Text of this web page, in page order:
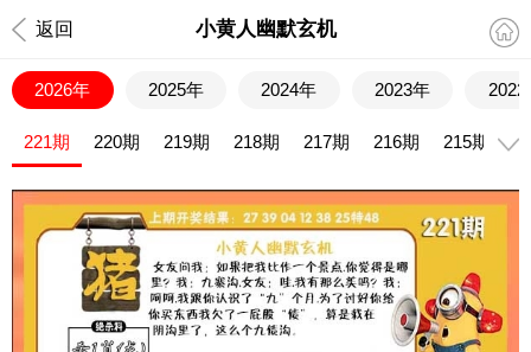
返回 小黄人幽默玄机
2026年 2025年 2024年 2023年 2022
221期 220期 219期 218期 217期 216期 215期